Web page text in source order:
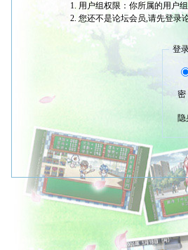
用户组权限：你所属的用户
您还不是论坛会员,请先登录
登
隐